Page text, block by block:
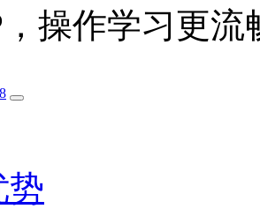
操作学习更流
势